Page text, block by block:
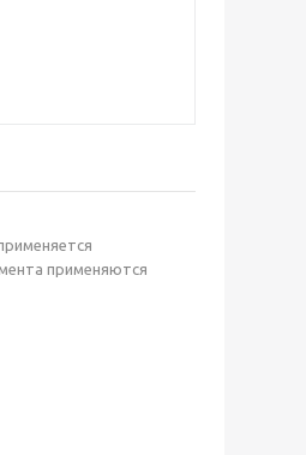
применяются